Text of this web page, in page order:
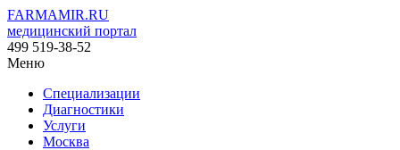
FARMAMIR.RU
медицинский портал
499 519-38-52
Меню
Специализации
Диагностики
Услуги
Москва